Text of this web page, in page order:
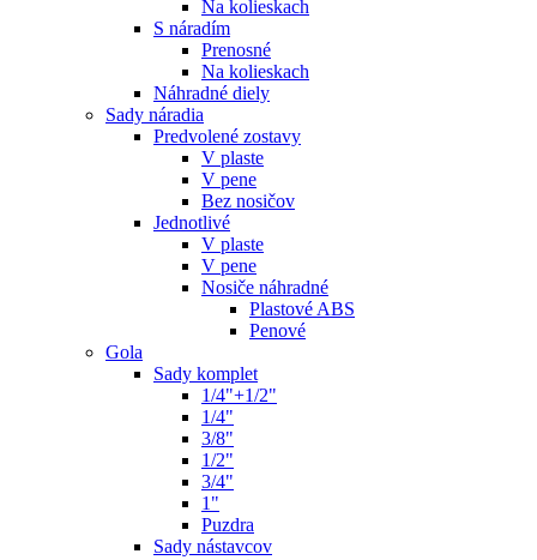
Na kolieskach
S náradím
Prenosné
Na kolieskach
Náhradné diely
Sady náradia
Predvolené zostavy
V plaste
V pene
Bez nosičov
Jednotlivé
V plaste
V pene
Nosiče náhradné
Plastové ABS
Penové
Gola
Sady komplet
1/4"+1/2"
1/4"
3/8"
1/2"
3/4"
1"
Puzdra
Sady nástavcov